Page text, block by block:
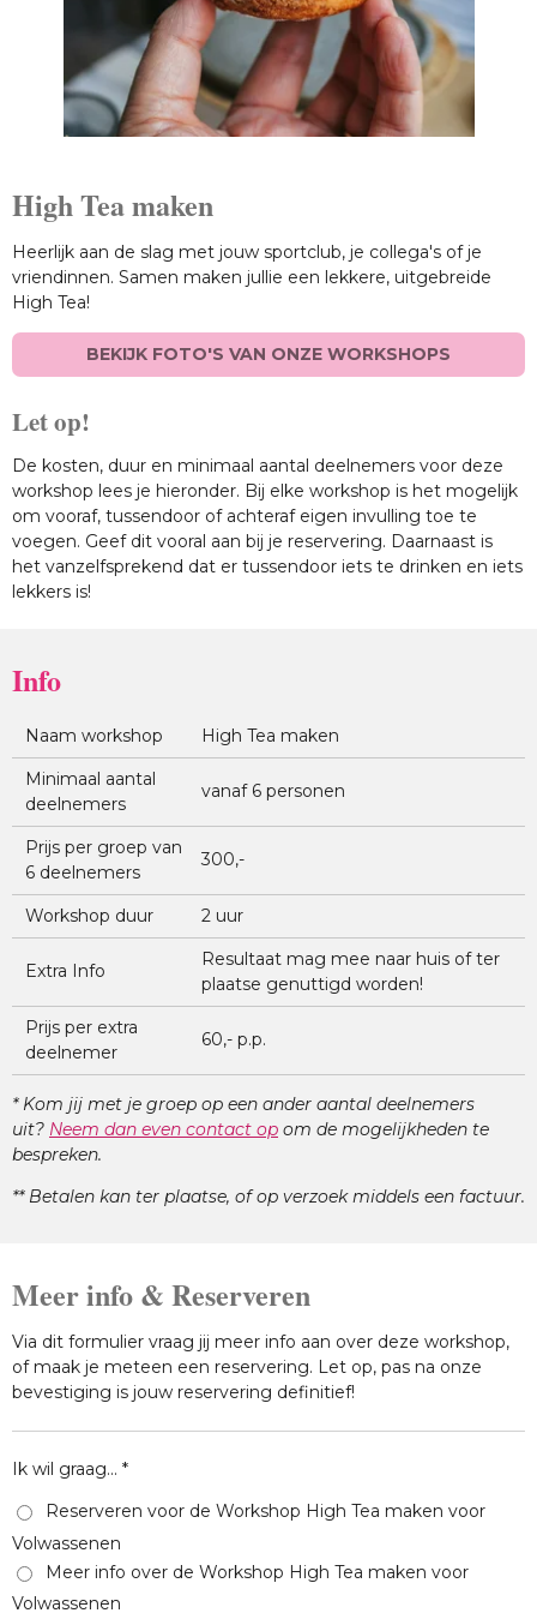
High Tea maken
Heerlijk aan de slag met jouw sportclub, je collega's of je
vriendinnen. Samen maken jullie een lekkere, uitgebreide
High Tea!
BEKIJK FOTO'S VAN ONZE WORKSHOPS
Let op!
De kosten, duur en minimaal aantal deelnemers voor deze
workshop lees je hieronder. Bij elke workshop is het mogelijk
om vooraf, tussendoor of achteraf eigen invulling toe te
voegen. Geef dit vooral aan bij je reservering. Daarnaast is
het vanzelfsprekend dat er tussendoor iets te drinken en iets
lekkers is!
Info
Naam workshop
High Tea maken
Minimaal aantal
deelnemers
vanaf 6 personen
Prijs per groep van
6 deelnemers
300,-
Workshop duur 2 uur
Extra Info
Resultaat mag mee naar huis of ter
plaatse genuttigd worden!
Prijs per extra
deelnemer
60,- p.p.
* Kom jij met je groep op een ander aantal deelnemers
uit? Neem dan even contact op om de mogelijkheden te
bespreken.
** Betalen kan ter plaatse, of op verzoek middels een factuur.
Meer info & Reserveren
Via dit formulier vraag jij meer info aan over deze workshop,
of maak je meteen een reservering. Let op, pas na onze
bevestiging is jouw reservering definitief!
Ik wil graag... *
Reserveren voor de Workshop High Tea maken voor
Volwassenen
Meer info over de Workshop High Tea maken voor
Volwassenen